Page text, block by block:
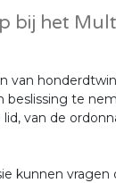
bij het
van
te
van de
kunnen